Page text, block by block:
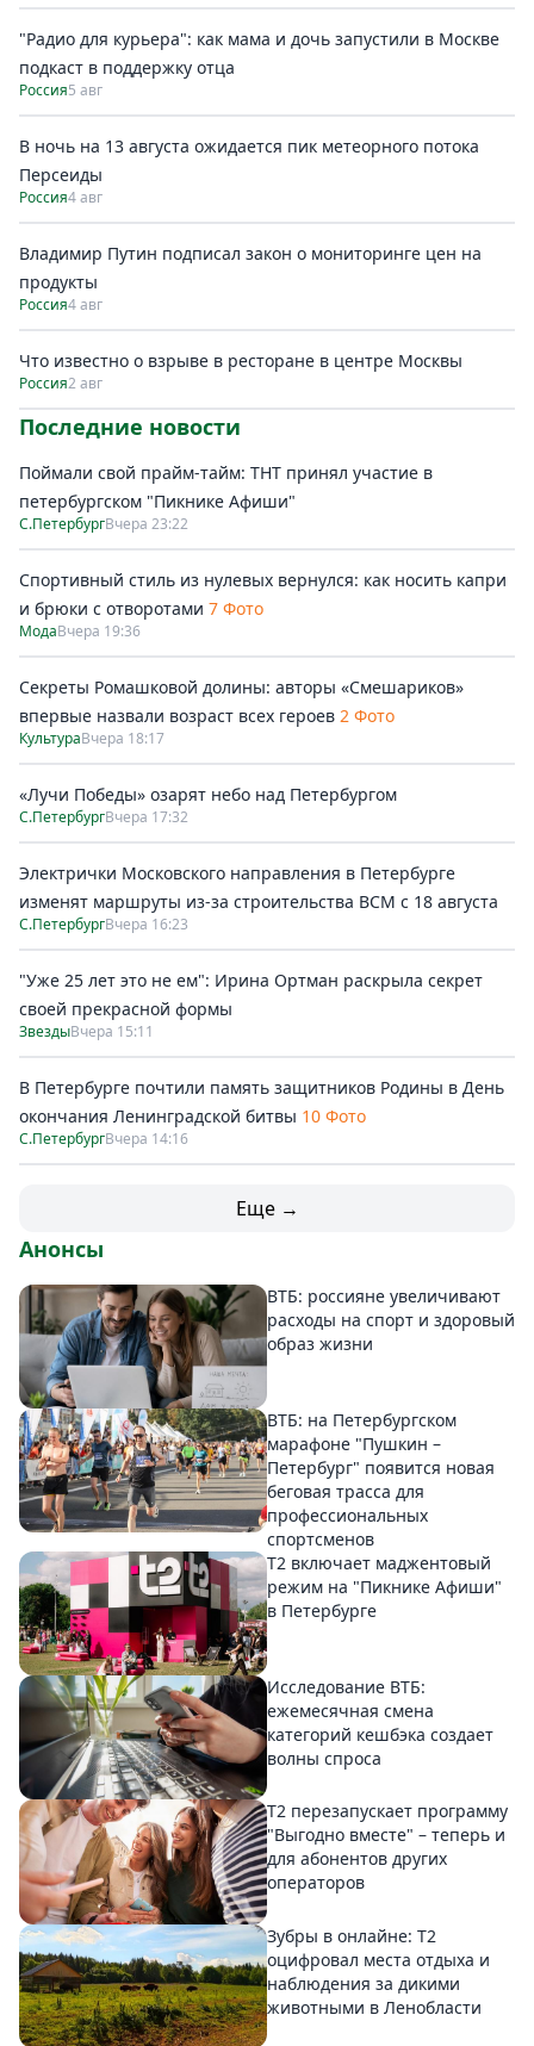
"Радио для курьера": как мама и дочь запустили в Москве
подкаст в поддержку отца
Россия5 авг
В ночь на 13 августа ожидается пик метеорного потока
Персеиды
Россия4 авг
Владимир Путин подписал закон о мониторинге цен на
продукты
Россия4 авг
Что известно о взрыве в ресторане в центре Москвы
Россия2 авг
Последние новости
Поймали свой прайм-тайм: ТНТ принял участие в
петербургском "Пикнике Афиши"
С.ПетербургВчера 23:22
Спортивный стиль из нулевых вернулся: как носить капри
и брюки с отворотами 7 Фото
МодаВчера 19:36
Секреты Ромашковой долины: авторы «Смешариков»
впервые назвали возраст всех героев 2 Фото
КультураВчера 18:17
«Лучи Победы» озарят небо над Петербургом
С.ПетербургВчера 17:32
Электрички Московского направления в Петербурге
изменят маршруты из-за строительства ВСМ с 18 августа
С.ПетербургВчера 16:23
"Уже 25 лет это не ем": Ирина Ортман раскрыла секрет
своей прекрасной формы
ЗвездыВчера 15:11
В Петербурге почтили память защитников Родины в День
окончания Ленинградской битвы 10 Фото
С.ПетербургВчера 14:16
Еще →
Анонсы
ВТБ: россияне увеличивают
расходы на спорт и здоровый
образ жизни
ВТБ: на Петербургском
марафоне "Пушкин –
Петербург" появится новая
беговая трасса для
профессиональных
спортсменов
Т2 включает маджентовый
режим на "Пикнике Афиши"
в Петербурге
Исследование ВТБ:
ежемесячная смена
категорий кешбэка создает
волны спроса
Т2 перезапускает программу
"Выгодно вместе" – теперь и
для абонентов других
операторов
Зубры в онлайне: Т2
оцифровал места отдыха и
наблюдения за дикими
животными в Ленобласти